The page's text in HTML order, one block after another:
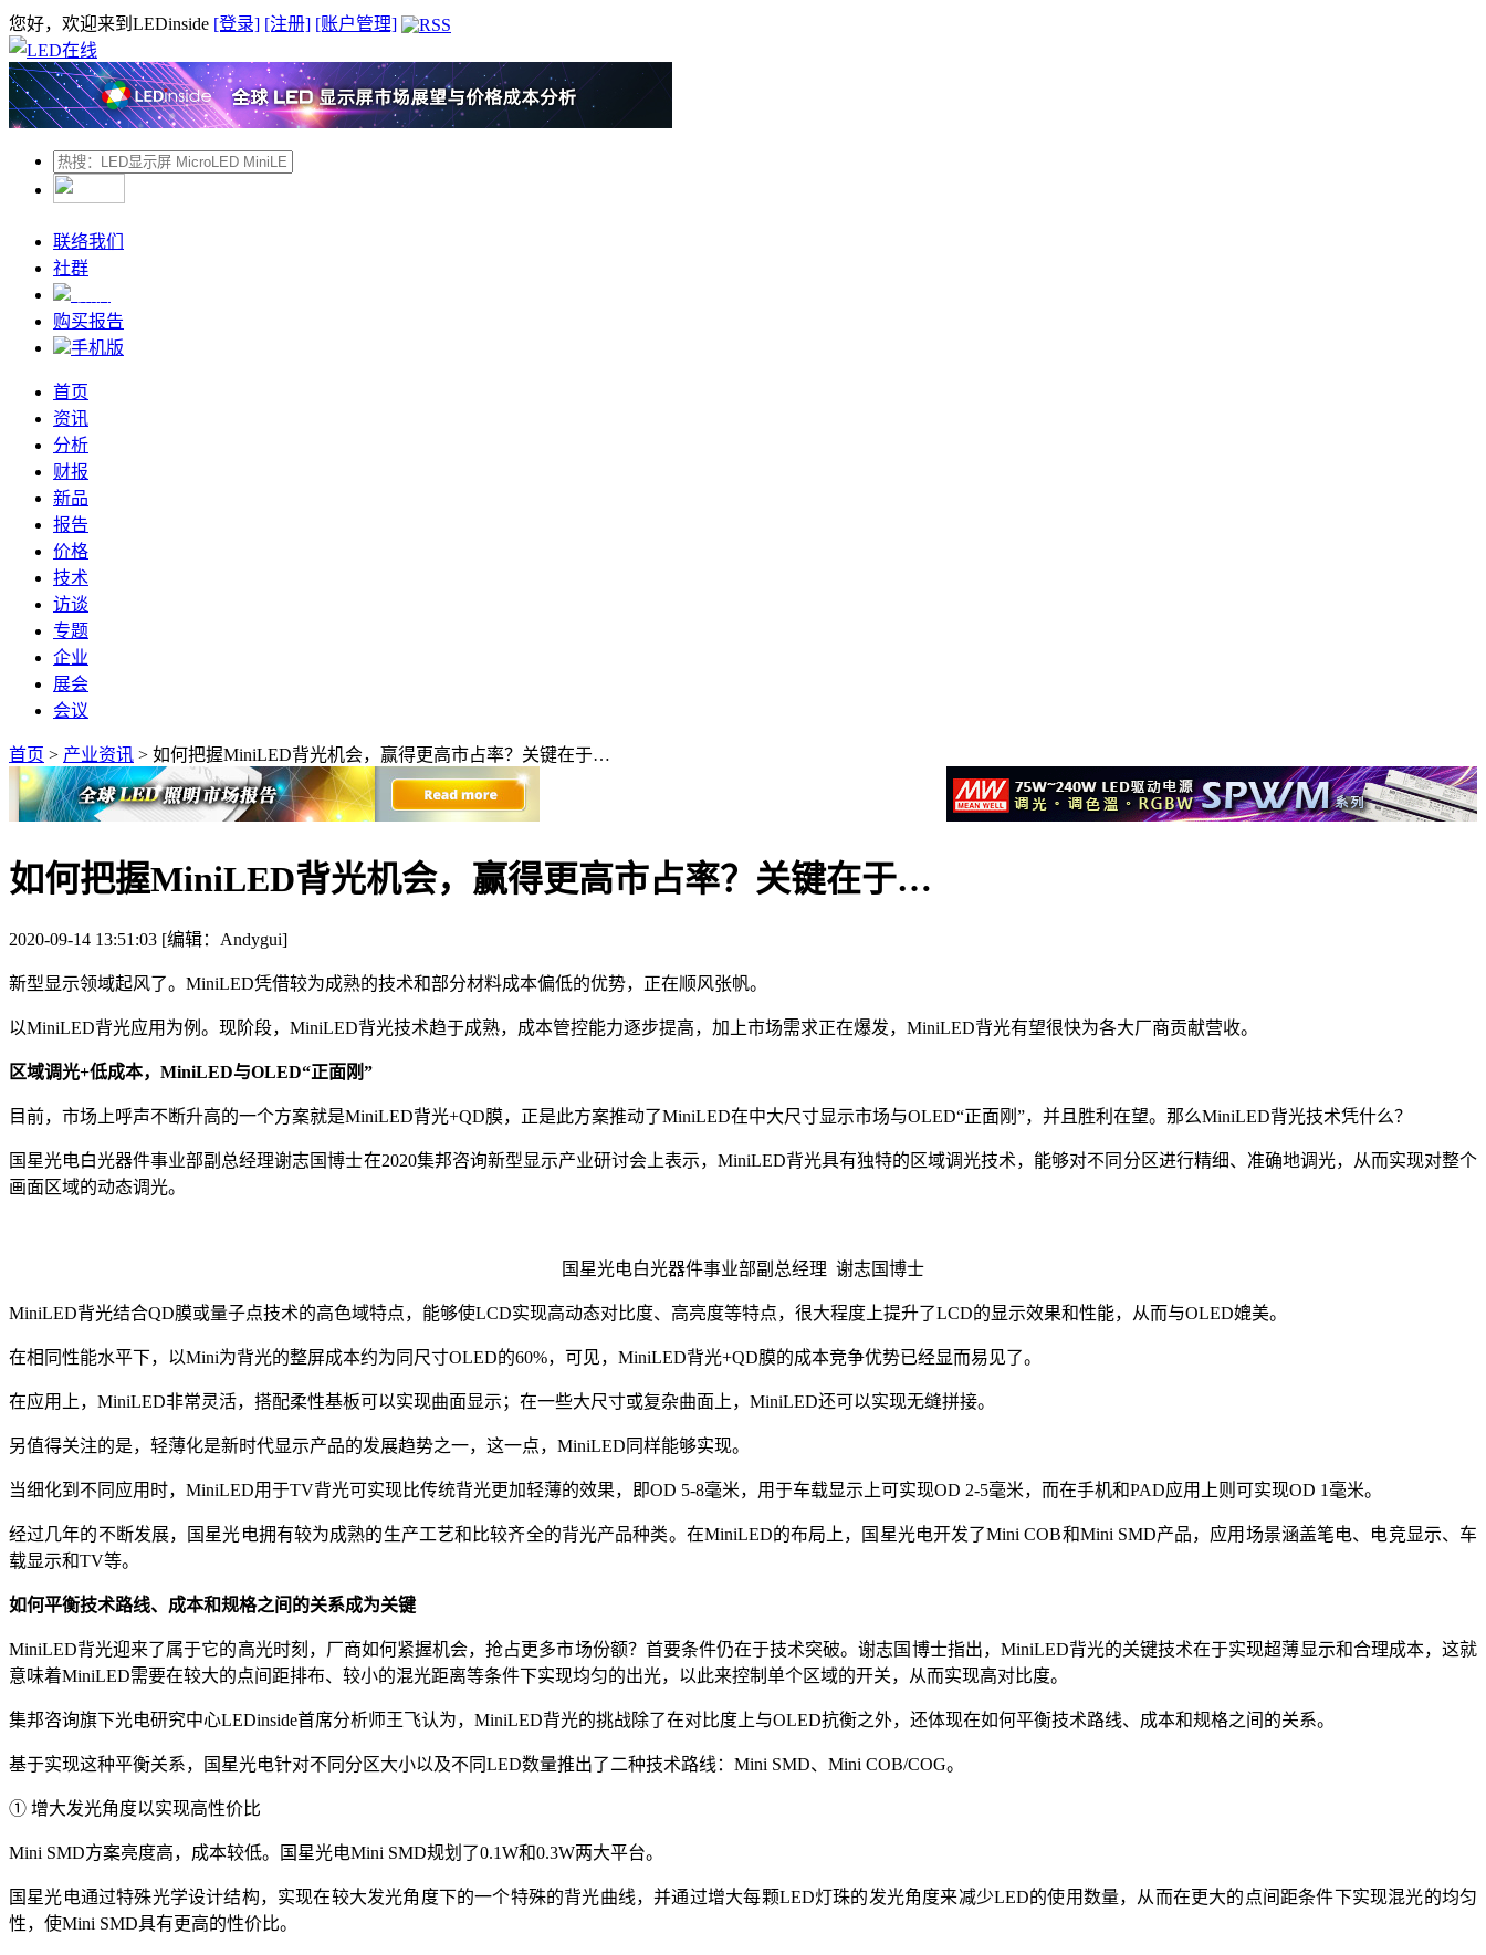
您好，欢迎来到LEDinside [登录] [注册] [账户管理]
联络我们
社群
购买报告
手机版
首页
资讯
分析
财报
新品
报告
价格
技术
访谈
专题
企业
展会
会议
首页 > 产业资讯 > ​如何把握MiniLED背光机会，赢得更高市占率？关键在于…
​如何把握MiniLED背光机会，赢得更高市占率？关键在于…
2020-09-14 13:51:03 [编辑：Andygui]
新型显示领域起风了。MiniLED凭借较为成熟的技术和部分材料成本偏低的优势，正在顺风张帆。
以MiniLED背光应用为例。现阶段，MiniLED背光技术趋于成熟，成本管控能力逐步提高，加上市场需求正在爆发，MiniLED背光有望很快为各大厂商贡献营收。
区域调光+低成本，MiniLED与OLED“正面刚”
目前，市场上呼声不断升高的一个方案就是MiniLED背光+QD膜，正是此方案推动了MiniLED在中大尺寸显示市场与OLED“正面刚”，并且胜利在望。那么MiniLED背光技术凭什么？
国星光电白光器件事业部副总经理谢志国博士在2020集邦咨询新型显示产业研讨会上表示，MiniLED背光具有独特的区域调光技术，能够对不同分区进行精细、准确地调光，从而实现对整个
画面区域的动态调光。
国星光电白光器件事业部副总经理 谢志国博士
MiniLED背光结合QD膜或量子点技术的高色域特点，能够使LCD实现高动态对比度、高亮度等特点，很大程度上提升了LCD的显示效果和性能，从而与OLED媲美。
在相同性能水平下，以Mini为背光的整屏成本约为同尺寸OLED的60%，可见，MiniLED背光+QD膜的成本竞争优势已经显而易见了。
在应用上，MiniLED非常灵活，搭配柔性基板可以实现曲面显示；在一些大尺寸或复杂曲面上，MiniLED还可以实现无缝拼接。
另值得关注的是，轻薄化是新时代显示产品的发展趋势之一，这一点，MiniLED同样能够实现。
当细化到不同应用时，MiniLED用于TV背光可实现比传统背光更加轻薄的效果，即OD 5-8毫米，用于车载显示上可实现OD 2-5毫米，而在手机和PAD应用上则可实现OD 1毫米。
经过几年的不断发展，国星光电拥有较为成熟的生产工艺和比较齐全的背光产品种类。在MiniLED的布局上，国星光电开发了Mini COB和Mini SMD产品，应用场景涵盖笔电、电竞显示、车
载显示和TV等。
如何平衡技术路线、成本和规格之间的关系成为关键
MiniLED背光迎来了属于它的高光时刻，厂商如何紧握机会，抢占更多市场份额？首要条件仍在于技术突破。谢志国博士指出，MiniLED背光的关键技术在于实现超薄显示和合理成本，这就
意味着MiniLED需要在较大的点间距排布、较小的混光距离等条件下实现均匀的出光，以此来控制单个区域的开关，从而实现高对比度。
集邦咨询旗下光电研究中心LEDinside首席分析师王飞认为，MiniLED背光的挑战除了在对比度上与OLED抗衡之外，还体现在如何平衡技术路线、成本和规格之间的关系。
基于实现这种平衡关系，国星光电针对不同分区大小以及不同LED数量推出了二种技术路线：Mini SMD、Mini COB/COG。
① 增大发光角度以实现高性价比
Mini SMD方案亮度高，成本较低。国星光电Mini SMD规划了0.1W和0.3W两大平台。
国星光电通过特殊光学设计结构，实现在较大发光角度下的一个特殊的背光曲线，并通过增大每颗LED灯珠的发光角度来减少LED的使用数量，从而在更大的点间距条件下实现混光的均匀
性，使Mini SMD具有更高的性价比。